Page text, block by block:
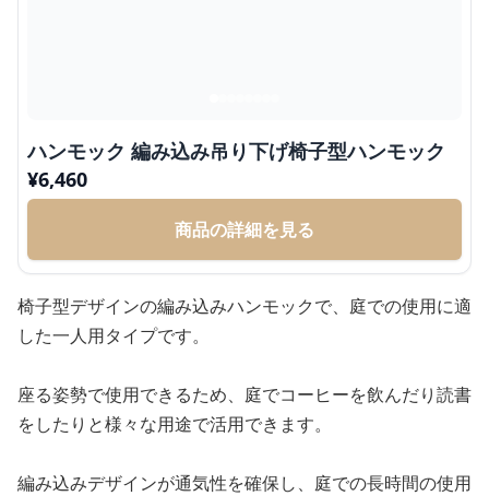
ハンモック 編み込み吊り下げ椅子型ハンモック
¥6,460
商品の詳細を見る
椅子型デザインの編み込みハンモックで、庭での使用に適
した一人用タイプです。
座る姿勢で使用できるため、庭でコーヒーを飲んだり読書
をしたりと様々な用途で活用できます。
編み込みデザインが通気性を確保し、庭での長時間の使用